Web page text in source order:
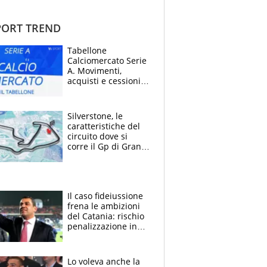
TREND
Tabellone
Calciomercato Serie
A. Movimenti,
acquisti e cessioni:
Silverstone, le
caratteristiche del
circuito dove si
corre il Gp di Gran
Il caso fideiussione
frena le ambizioni
del Catania: rischio
penalizzazione in
Lo voleva anche la